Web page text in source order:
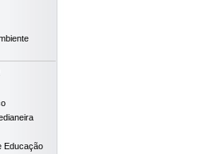
Educação